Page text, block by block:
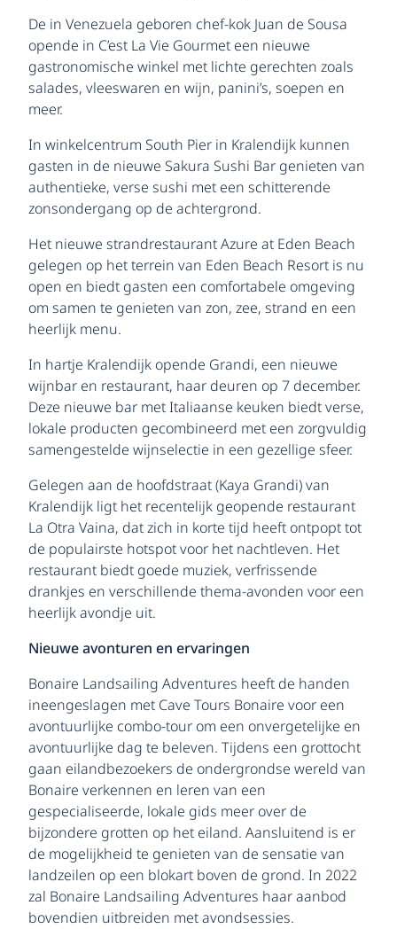
De in Venezuela geboren chef-kok Juan de Sousa
opende in C’est La Vie Gourmet een nieuwe
gastronomische winkel met lichte gerechten zoals
salades, vleeswaren en wijn, panini’s, soepen en
meer.
In winkelcentrum South Pier in Kralendijk kunnen
gasten in de nieuwe Sakura Sushi Bar genieten van
authentieke, verse sushi met een schitterende
zonsondergang op de achtergrond.
Het nieuwe strandrestaurant Azure at Eden Beach
gelegen op het terrein van Eden Beach Resort is nu
open en biedt gasten een comfortabele omgeving
om samen te genieten van zon, zee, strand en een
heerlijk menu.
In hartje Kralendijk opende Grandi, een nieuwe
wijnbar en restaurant, haar deuren op 7 december.
Deze nieuwe bar met Italiaanse keuken biedt verse,
lokale producten gecombineerd met een zorgvuldig
samengestelde wijnselectie in een gezellige sfeer.
Gelegen aan de hoofdstraat (Kaya Grandi) van
Kralendijk ligt het recentelijk geopende restaurant
La Otra Vaina, dat zich in korte tijd heeft ontpopt tot
de populairste hotspot voor het nachtleven. Het
restaurant biedt goede muziek, verfrissende
drankjes en verschillende thema-avonden voor een
heerlijk avondje uit.
Nieuwe avonturen en ervaringen
Bonaire Landsailing Adventures heeft de handen
ineengeslagen met Cave Tours Bonaire voor een
avontuurlijke combo-tour om een onvergetelijke en
avontuurlijke dag te beleven. Tijdens een grottocht
gaan eilandbezoekers de ondergrondse wereld van
Bonaire verkennen en leren van een
gespecialiseerde, lokale gids meer over de
bijzondere grotten op het eiland. Aansluitend is er
de mogelijkheid te genieten van de sensatie van
landzeilen op een blokart boven de grond. In 2022
zal Bonaire Landsailing Adventures haar aanbod
bovendien uitbreiden met avondsessies.